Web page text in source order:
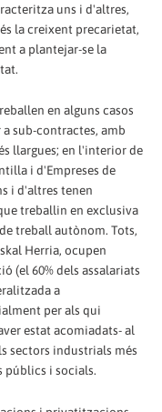
uns i d'altres,
la creixent precarietat,
a plantejar-se la
en alguns casos
sub-contractes, amb
llargues; en l'interior de
i d'Empreses de
i d'altres tenen
treballin en exclusiva
treball autònom. Tots,
Herria, ocupen
(el 60% dels assalariats
a
per als qui
estat acomiadats- al
sectors industrials més
públics i socials.